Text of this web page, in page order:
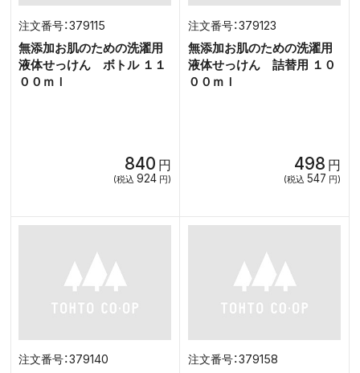
379115
無添加お肌のための洗濯用
液体せっけん ボトル １１
００ｍｌ
840 円
(税込 924 円)
379123
無添加お肌のための洗濯用
液体せっけん 詰替用 １０
００ｍｌ
498 円
(税込 547 円)
379140 379158